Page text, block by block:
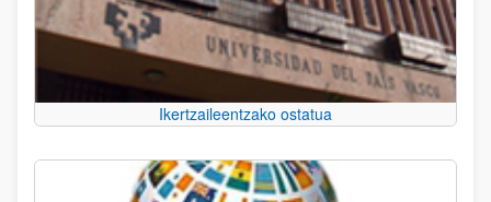
Ikertzaileentzako ostatua